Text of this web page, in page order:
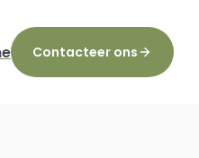
Contacteer ons